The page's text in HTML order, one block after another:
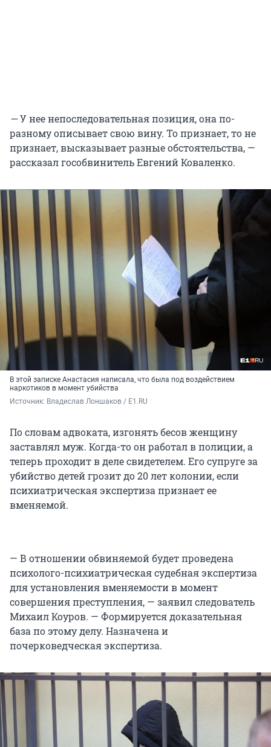
—У нее непоследовательная позиция, она по-
разному описывает свою вину. То признает, то не
признает, высказывает разные обстоятельства, —
рассказал гособвинитель Евгений Коваленко.
В этой записке Анастасия написала, что была под воздействием
наркотиков в момент убийства
Источник: Владислав Лоншаков / E1.RU
По словам адвоката, изгонять бесов женщину
заставлял муж. Когда-то он работал в полиции, а
теперь проходит в деле свидетелем. Его супруге за
убийство детей грозит до 20 лет колонии, если
психиатрическая экспертиза признает ее
вменяемой.
— В отношении обвиняемой будет проведена
психолого-психиатрическая судебная экспертиза
для установления вменяемости в момент
совершения преступления, — заявил следователь
Михаил Коуров. — Формируется доказательная
база по этому делу. Назначена и
почерковедческая экспертиза.